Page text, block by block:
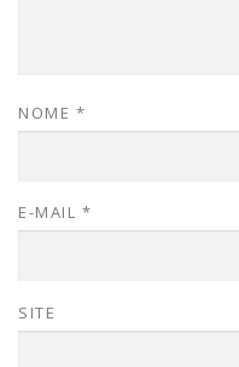
NOME *
E-MAIL *
SITE